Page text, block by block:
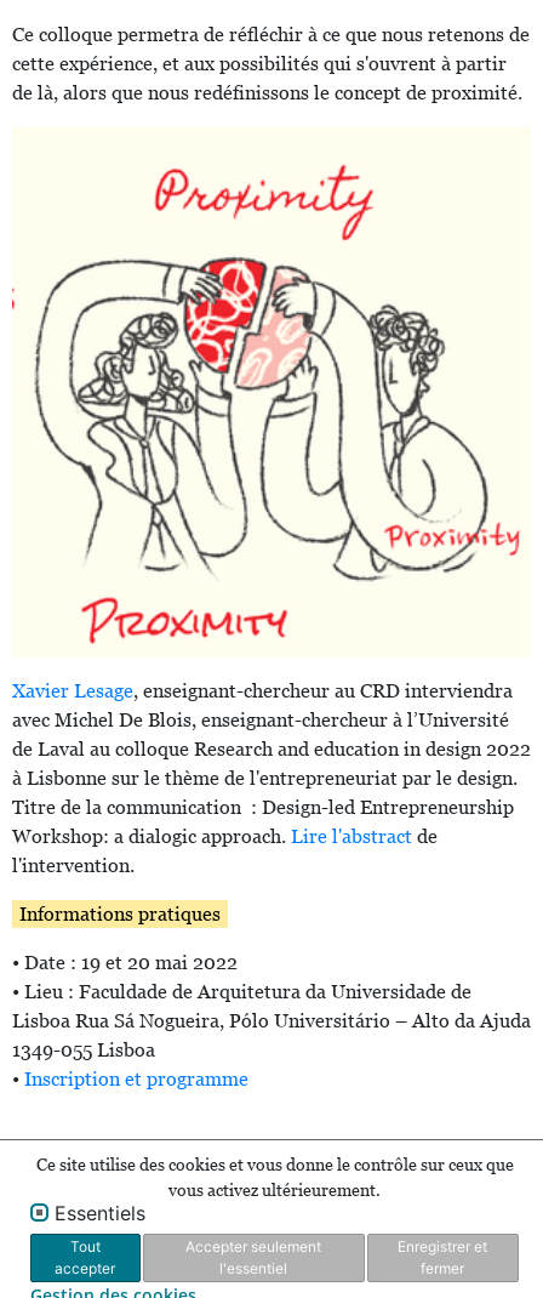
Ce colloque permetra de réfléchir à ce que nous retenons de
cette expérience, et aux possibilités qui s'ouvrent à partir
de là, alors que nous redéfinissons le concept de proximité.
Xavier Lesage, enseignant-chercheur au CRD interviendra
avec Michel De Blois, enseignant-chercheur à l’Université
de Laval au colloque Research and education in design 2022
à Lisbonne sur le thème de l'entrepreneuriat par le design.
Titre de la communication : Design-led Entrepreneurship
Workshop: a dialogic approach. Lire l'abstract de
l'intervention.
Informations pratiques
• Date : 19 et 20 mai 2022
• Lieu : Faculdade de Arquitetura da Universidade de
Lisboa Rua Sá Nogueira, Pólo Universitário – Alto da Ajuda
1349-055 Lisboa
• Inscription et programme
Ce site utilise des cookies et vous donne le contrôle sur ceux que
vous activez ultérieurement.
Essentiels
Tout
accepter
Accepter seulement
l'essentiel
Enregistrer et
fermer